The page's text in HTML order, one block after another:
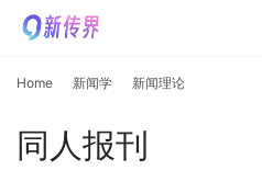
Home 新闻学 新闻理论
同人报刊